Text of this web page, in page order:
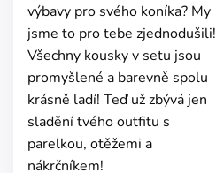
výbavy pro svého koníka? My
jsme to pro tebe zjednodušili!
Všechny kousky v setu jsou
promyšlené a barevně spolu
krásně ladí! Teď už zbývá jen
sladění tvého outfitu s
parelkou, otěžemi a
nákrčníkem!